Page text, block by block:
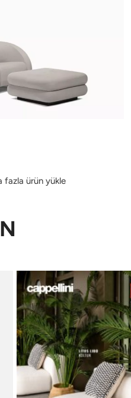
fazla ürün yükle